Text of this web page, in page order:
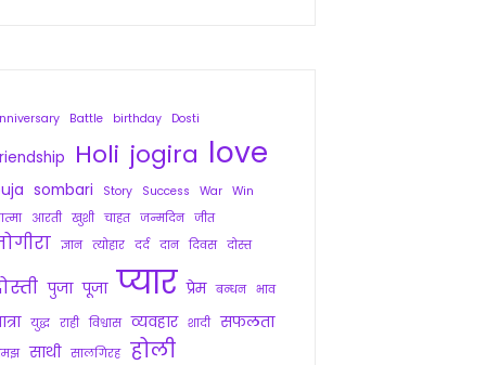
Battle birthday Dosti
Holi jogira love
sombari Story Success War
Win
आरती खुशी चाहत जन्मदिन जीत
ज्ञान त्योहार दर्द दान दिवस दोस्त
पुजा पूजा प्यार प्रेम बन्धन भाव
युद्ध राही विश्वास व्यवहार शादी सफलता
साथी सालगिरह होली